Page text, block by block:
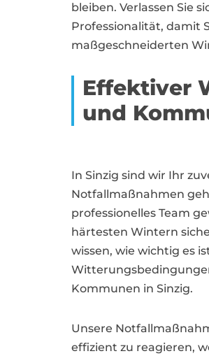
bleiben. Verlassen Sie
Professionalität, damit
maßgeschneiderten
Effektiver
und
In Sinzig sind wir Ihr
Notfallmaßnahmen
professionelles Team
härtesten Wintern
wissen, wie wichtig es
Kommunen in Sinzig.
Unsere
effizient zu reagieren,